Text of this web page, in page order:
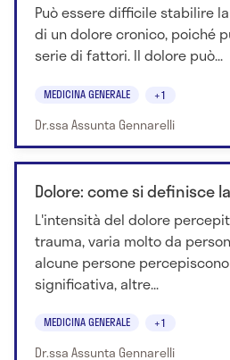
Può essere difficile stabilire
di un dolore cronico, poiché
serie di fattori. Il dolore può...
MEDICINA GENERALE +1
Dr.ssa Assunta Gennarelli
Dolore: come si definisce
L'intensità del dolore
trauma, varia molto da
alcune persone
significativa, altre...
MEDICINA GENERALE +1
Dr.ssa Assunta Gennarelli